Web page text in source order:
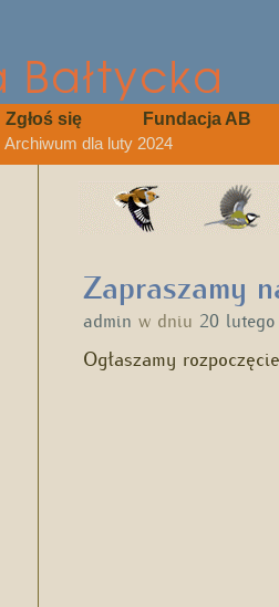
Zgłoś się Fundacja AB
Archiwum dla luty 2024
Zapraszamy
admin w dniu 20
Ogłaszamy